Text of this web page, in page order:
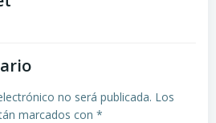
no será publicada. Los
marcados con *